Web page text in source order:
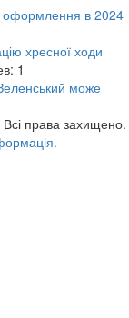
оформлення в 2024
хресної ходи
1
може
Всі права захищено.